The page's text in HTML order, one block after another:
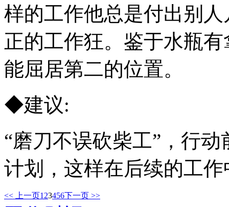
样的工作他总是付出别
正的工作狂。鉴于水瓶
能屈居第二的位置。
◆建议:
“磨刀不误砍柴工”，行
计划，这样在后续的工
<< 上一页1 23456下一页 >>